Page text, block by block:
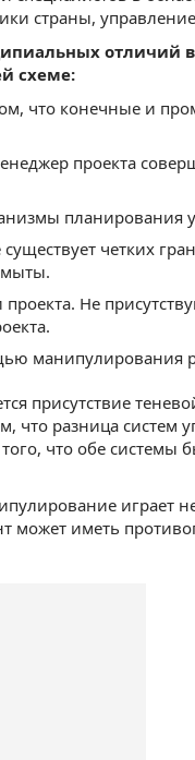
страны,
отличий
схеме:
что конечные и
проекта
планирования
существует четких
Не
манипулирования
присутствие
что разница систем
что обе
играет
может иметь